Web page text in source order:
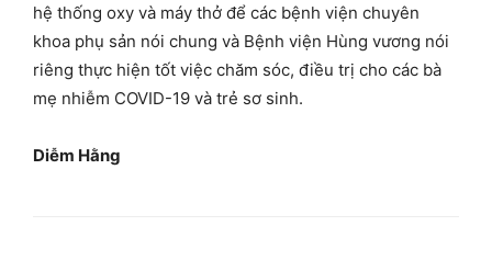
hệ thống oxy và máy thở để các bệnh viện chuyên
khoa phụ sản nói chung và Bệnh viện Hùng vương nói
riêng thực hiện tốt việc chăm sóc, điều trị cho các bà
mẹ nhiễm COVID-19 và trẻ sơ sinh.
Diễm Hằng